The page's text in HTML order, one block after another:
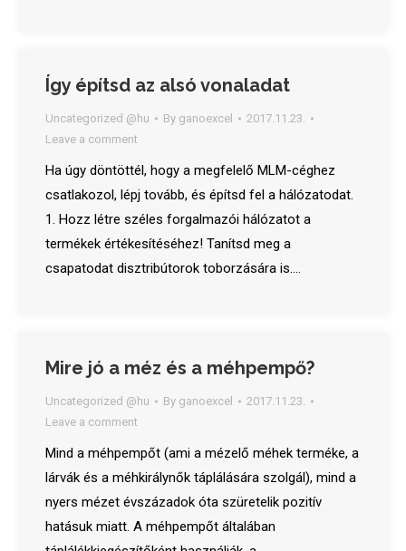
Így építsd az alsó vonaladat
Uncategorized @hu By ganoexcel
2017.11.23.
Leave a comment
Ha úgy döntöttél, hogy a megfelelő MLM-céghez
csatlakozol, lépj tovább, és építsd fel a hálózatodat.
1. Hozz létre széles forgalmazói hálózatot a
termékek értékesítéséhez! Tanítsd meg a
csapatodat disztribútorok toborzására is.…
Mire jó a méz és a méhpempő?
Uncategorized @hu By ganoexcel
2017.11.23.
Leave a comment
Mind a méhpempőt (ami a mézelő méhek terméke, a
lárvák és a méhkirálynők táplálására szolgál), mind a
nyers mézet évszázadok óta szüretelik pozitív
hatásuk miatt. A méhpempőt általában